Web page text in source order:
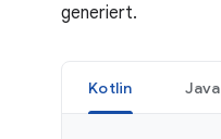
generiert.
Kotlin Java